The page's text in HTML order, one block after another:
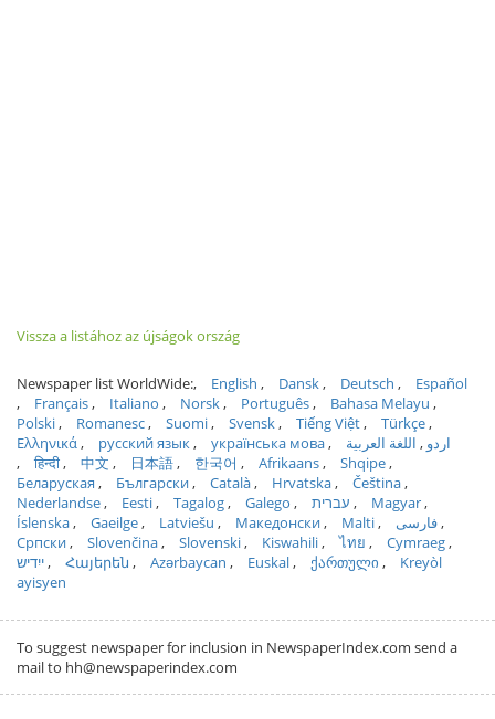
Vissza a listához az újságok ország
Newspaper list WorldWide: English Dansk Deutsch
Español
Français
Italiano Norsk Português
Bahasa Melayu
Polski
Romanesc Suomi Svensk Tiếng Việt
Türkçe
Ελληνικά
русский язык українська мова اردو
اللغة العربية
हिन्दी
中文 日本語 한국어 Afrikaans
Shqipe
Беларуская
Български Català Hrvatska
Čeština
Nederlandse
Eesti Tagalog Galego עברית
Magyar
Íslenska
Gaeilge Latviešu Македонски Malti
فارسی
Српски
Slovenčina Slovenski Kiswahili ไทย
Cymraeg
ייִדיש
Հայերեն Azərbaycan Euskal ქართული
Kreyòl
ayisyen
To suggest newspaper for inclusion in NewspaperIndex.com send a
mail to hh@newspaperindex.com